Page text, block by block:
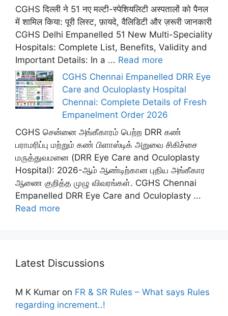
CGHS दिल्ली ने 51 नए मल्टी-स्पेशियलिटी अस्पतालों को पैनल
में शामिल किया: पूरी लिस्ट, फ़ायदे, वैलिडिटी और ज़रूरी जानकारी
CGHS Delhi Empanelled 51 New Multi-Speciality
Hospitals: Complete List, Benefits, Validity and
Important Details: In a ... Read more
CGHS Chennai Empanelled DRR Eye
Care and Oculoplasty Hospital
Chennai: Complete Details of Fresh
Empanelment Order 2026
CGHS சென்னை அங்கீகாரம் பெற்ற DRR கண்
பராமரிப்பு மற்றும் கண் பிளாஸ்டிக் அறுவை சிகிச்சை
மருத்துவமனை (DRR Eye Care and Oculoplasty
Hospital): 2026-ஆம் ஆண்டிற்கான புதிய அங்கீகார
ஆணை குறித்த முழு விவரங்கள். CGHS Chennai
Empanelled DRR Eye Care and Oculoplasty ...
Read more
Latest Discussions
M K Kumar on FR & SR Rules – What says Rules
regarding increment..!